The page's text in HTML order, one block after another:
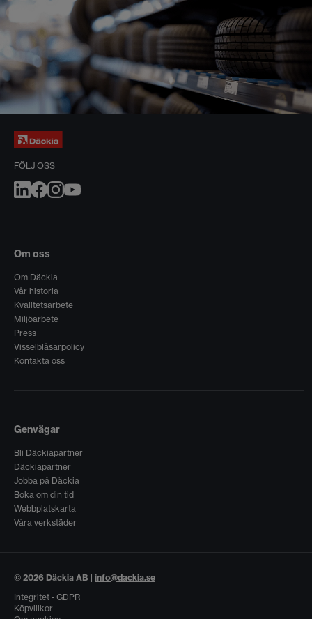
FÖLJ OSS
Om oss
Om Däckia
Vår historia
Kvalitetsarbete
Miljöarbete
Press
Visselblåsarpolicy
Kontakta oss
Genvägar
Bli Däckiapartner
Däckiapartner
Jobba på Däckia
Boka om din tid
Webbplatskarta
Våra verkstäder
© 2026 Däckia AB | info@dackia.se
Integritet - GDPR
Köpvillkor